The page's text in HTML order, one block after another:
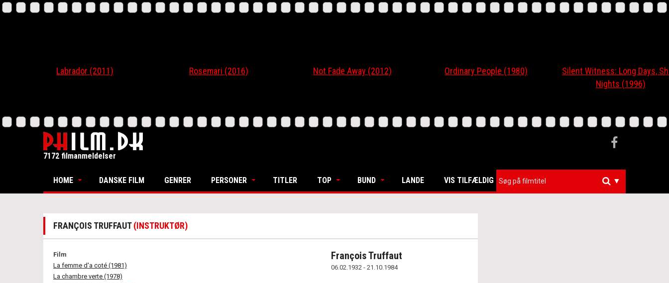
Labrador (2011) Rosemari (2016) Not Fade Away (2012) Ordinary People (1980)
Silent Witness: Long Days, Short
Nights (1996)
7172 filmanmeldelser
HOME DANSKE FILM GENRER PERSONER TITLER TOP BUND LANDE VIS TILFÆLDIG ▼
FRANÇOIS TRUFFAUT(INSTRUKTØR)
François Truffaut
06.02.1932 - 21.10.1984
Film
La femme d'a coté (1981)
La chambre verte (1978)